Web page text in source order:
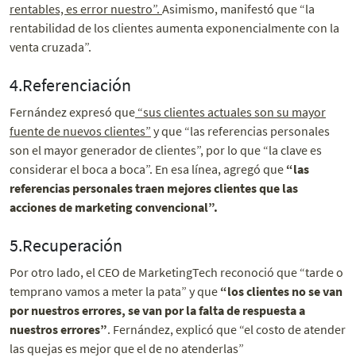
rentables, es error nuestro”. Asimismo, manifestó que “la
rentabilidad de los clientes aumenta exponencialmente con la
venta cruzada”.
4.Referenciación
Fernández expresó que “sus clientes actuales son su mayor
fuente de nuevos clientes” y que “las referencias personales
son el mayor generador de clientes”, por lo que “la clave es
considerar el boca a boca”. En esa línea, agregó que “las
referencias personales traen mejores clientes que las
acciones de marketing convencional”.
5.Recuperación
Por otro lado, el CEO de MarketingTech reconoció que “tarde o
temprano vamos a meter la pata” y que “los clientes no se van
por nuestros errores, se van por la falta de respuesta a
nuestros errores”. Fernández, explicó que “el costo de atender
las quejas es mejor que el de no atenderlas”